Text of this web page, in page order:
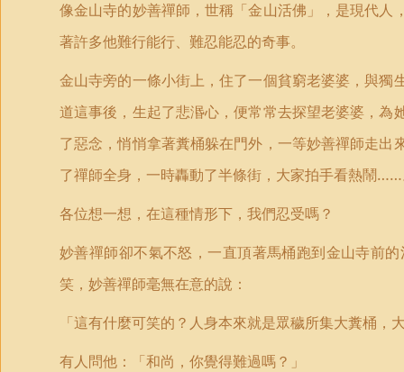
像金山寺的妙善禪師，世稱「金山活佛」，是現代
著許多他難行能行、難忍能忍的奇事。
金山寺旁的一條小街上，住了一個貧窮老婆婆，與
道這事後，生起了悲湣心，便常常去探望老婆婆，
了惡念，悄悄拿著糞桶躲在門外，一等妙善禪師走
了禪師全身，一時轟動了半條街，大家拍手看熱鬧
各位想一想，在這種情形下，我們忍受嗎？
妙善禪師卻不氣不怒，一直頂著馬桶跑到金山寺前
笑，妙善禪師毫無在意的說：
「這有什麼可笑的？人身本來就是眾穢所集大糞桶
有人問他：「和尚，你覺得難過嗎？」